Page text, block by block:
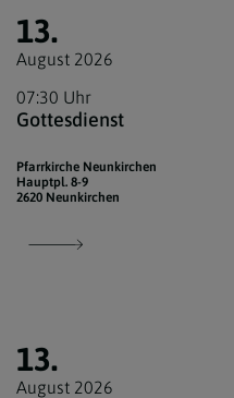
13.
August 2026
07:30 Uhr
Gottesdienst
Pfarrkirche Neunkirchen
Hauptpl. 8-9
2620 Neunkirchen
13.
August 2026